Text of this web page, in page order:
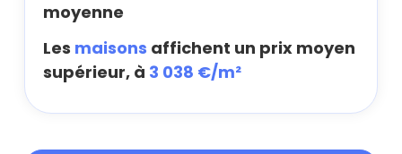
moyenne
Les maisons affichent un prix moyen
supérieur, à 3 038 €/m²